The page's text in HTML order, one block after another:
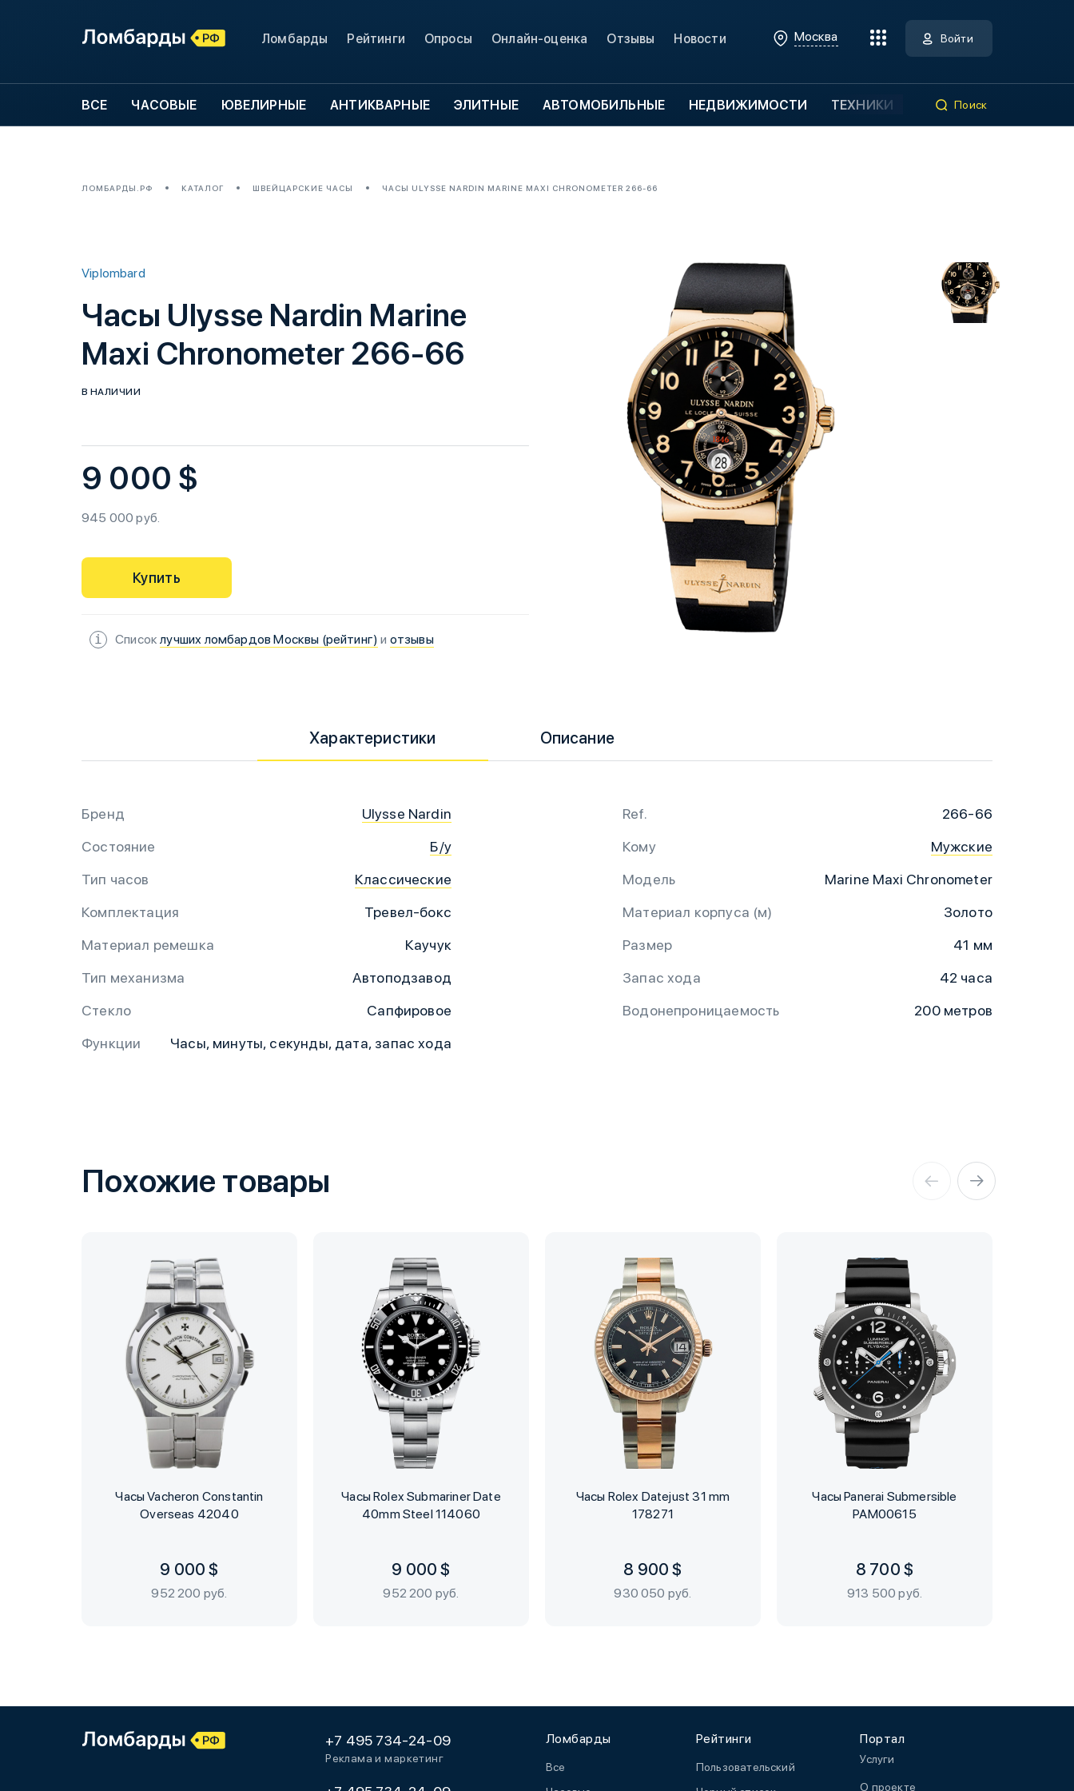
Ломбарды Рейтинги Опросы Онлайн-оценка Отзывы Новости Москва Войти
ВСЕ ЧАСОВЫЕ ЮВЕЛИРНЫЕ АНТИКВАРНЫЕ ЭЛИТНЫЕ АВТОМОБИЛЬНЫЕ НЕДВИЖИМОСТИ ТЕХНИКИ Поиск
ЛОМБАРДЫ.РФ КАТАЛОГ ШВЕЙЦАРСКИЕ ЧАСЫ ЧАСЫ ULYSSE NARDIN MARINE MAXI CHRONOMETER 266-66
Viplombard
Часы Ulysse Nardin Marine
Maxi Chronometer 266-66
В НАЛИЧИИ
9 000 $
945 000 руб.
Купить
Списоклучших ломбардов Москвы (рейтинг) и отзывы
Характеристики Описание
Бренд Ulysse Nardin Ref.
266-66
Состояние
Б/у Кому
Мужские
Тип часов
Классические Модель
Marine Maxi Chronometer
Комплектация
Тревел-бокс Материал корпуса (м)
Золото
Материал ремешка
Каучук Размер
41 мм
Тип механизма
Автоподзавод Запас хода
42 часа
Стекло
Сапфировое Водонепроницаемость
200 метров
Функции
Часы, минуты, секунды, дата, запас хода
Похожие товары
Часы Vacheron Constantin
Overseas 42040
9 000 $
952 200 руб.
Часы Rolex Submariner Date
40mm Steel 114060
9 000 $
952 200 руб.
Часы Rolex Datejust 31 mm
178271
8 900 $
930 050 руб.
Часы Panerai Submersible
PAM00615
8 700 $
913 500 руб.
+7 495 734-24-09
Реклама и маркетинг
Ломбарды
Все
Рейтинги
Пользовательский
Портал
Услуги
О проекте